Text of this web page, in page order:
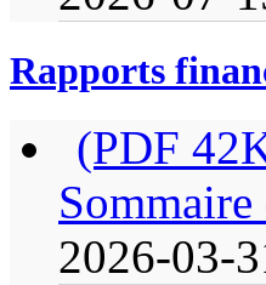
Rapports
(PDF
2026-03-